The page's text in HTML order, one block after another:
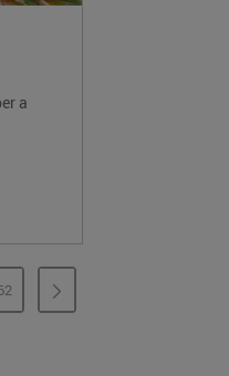
a
INTERMEDIAS
PÁGINA